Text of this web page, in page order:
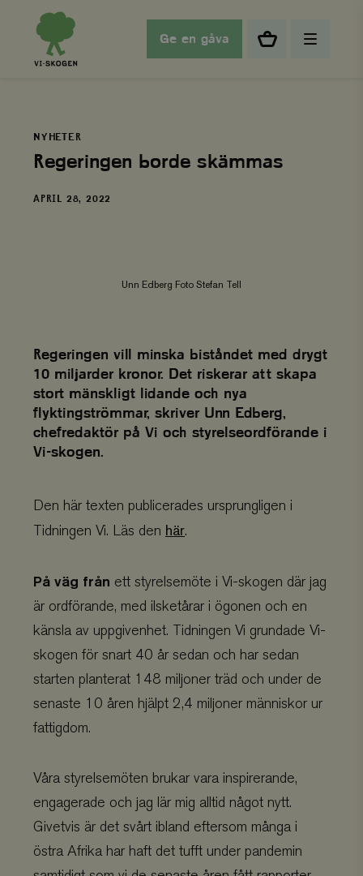
Ge en gåva
NYHETER
Regeringen borde skämmas
DATUM
APRIL 28, 2022
Unn Edberg Foto Stefan Tell
Regeringen vill minska biståndet med drygt
10 miljarder kronor. Det riskerar att skapa
stort mänskligt lidande och nya
flyktingströmmar, skriver Unn Edberg,
chefredaktör på Vi och styrelseordförande i
Vi-skogen.
Den här texten publicerades ursprungligen i
Tidningen Vi. Läs den här.
På väg från ett styrelsemöte i Vi-skogen där jag
är ordförande, med ilsketårar i ögonen och en
känsla av uppgivenhet. Tidningen Vi grundade Vi-
skogen för snart 40 år sedan och har sedan
starten planterat 148 miljoner träd och under de
senaste 10 åren hjälpt 2,4 miljoner människor ur
fattigdom.
Våra styrelsemöten brukar vara inspirerande,
engagerade och jag lär mig alltid något nytt.
Givetvis är det svårt ibland eftersom många i
östra Afrika har haft det tufft under pandemin